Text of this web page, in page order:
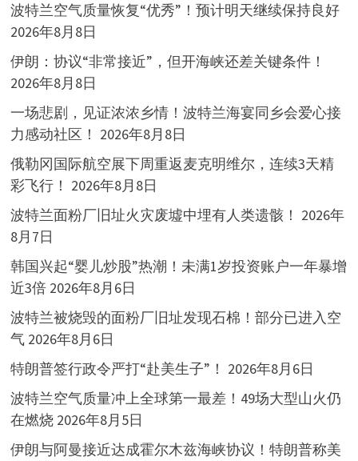
波特兰空气质量恢复“优秀”！预计明天继续保持良好
2026年8月8日
伊朗：协议“非常接近”，但开海峡还差关键条件！
2026年8月8日
一场悲剧，见证浓浓乡情！波特兰海宴同乡会爱心接
力感动社区！ 2026年8月8日
俄勒冈国际航空展下周重返麦克明维尔，连续3天精
彩飞行！ 2026年8月8日
波特兰面粉厂旧址火灾废墟中埋有人类遗骸！ 2026年
8月7日
韩国兴起“婴儿炒股”热潮！未满1岁投资账户一年暴增
近3倍 2026年8月6日
波特兰被烧毁的面粉厂旧址发现石棉！部分已进入空
气 2026年8月6日
特朗普签行政令严打“赴美生子”！ 2026年8月6日
波特兰空气质量冲上全球第一最差！49场大型山火仍
在燃烧 2026年8月5日
伊朗与阿曼接近达成霍尔木兹海峡协议！特朗普称美